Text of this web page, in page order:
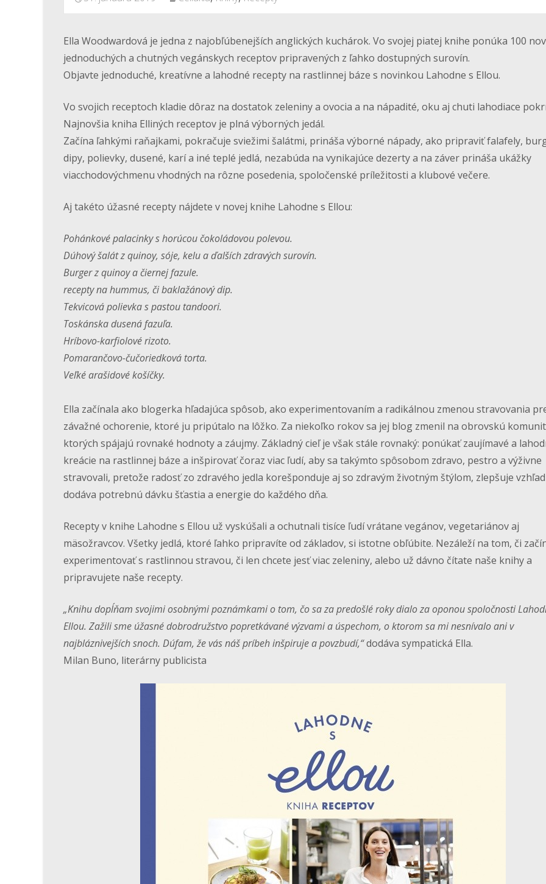
Ella Woodwardová je jedna z najobľúbenejších anglických kuchárok. Vo svojej piatej knihe ponúka 100
jednoduchých a chutných vegánskych receptov pripravených z ľahko dostupných surovín.
Objavte jednoduché, kreatívne a lahodné recepty na rastlinnej báze s novinkou Lahodne s Ellou.
Vo svojich receptoch kladie dôraz na dostatok zeleniny a ovocia a na nápadité, oku aj chuti lahodiace
Najnovšia kniha Elliných receptov je plná výborných jedál.
Začína ľahkými raňajkami, pokračuje sviežimi šalátmi, prináša výborné nápady, ako pripraviť falafely,
dipy, polievky, dusené, karí a iné teplé jedlá, nezabúda na vynikajúce dezerty a na záver prináša ukážky
viacchodovýchmenu vhodných na rôzne posedenia, spoločenské príležitosti a klubové večere.
Aj takéto úžasné recepty nájdete v novej knihe Lahodne s Ellou:
Pohánkové palacinky s horúcou čokoládovou polevou.
Dúhový šalát z quinoy, sóje, kelu a ďalších zdravých surovín.
Burger z quinoy a čiernej fazule.
recepty na hummus, či baklažánový dip.
Tekvicová polievka s pastou tandoori.
Toskánska dusená fazuľa.
Hríbovo-karfiolové rizoto.
Pomarančovo-čučoriedková torta.
Veľké arašidové košíčky.
Ella začínala ako blogerka hľadajúca spôsob, ako experimentovaním a radikálnou zmenou stravovania
závažné ochorenie, ktoré ju pripútalo na lôžko. Za niekoľko rokov sa jej blog zmenil na obrovskú
ktorých spájajú rovnaké hodnoty a záujmy. Základný cieľ je však stále rovnaký: ponúkať zaujímavé a
kreácie na rastlinnej báze a inšpirovať čoraz viac ľudí, aby sa takýmto spôsobom zdravo, pestro a výživne
stravovali, pretože radosť zo zdravého jedla korešponduje aj so zdravým životným štýlom, zlepšuje
dodáva potrebnú dávku šťastia a energie do každého dňa.
Recepty v knihe Lahodne s Ellou už vyskúšali a ochutnali tisíce ľudí vrátane vegánov, vegetariánov aj
mäsožravcov. Všetky jedlá, ktoré ľahko pripravíte od základov, si istotne obľúbite. Nezáleží na tom, či
experimentovať s rastlinnou stravou, či len chcete jesť viac zeleniny, alebo už dávno čítate naše knihy a
pripravujete naše recepty.
„Knihu dopĺňam svojimi osobnými poznámkami o tom, čo sa za predošlé roky dialo za oponou spoločnosti
Ellou. Zažili sme úžasné dobrodružstvo popretkávané výzvami a úspechom, o ktorom sa mi nesnívalo ani v
najbláznivejších snoch. Dúfam, že vás náš príbeh inšpiruje a povzbudí,“dodáva sympatická Ella.
Milan Buno, literárny publicista